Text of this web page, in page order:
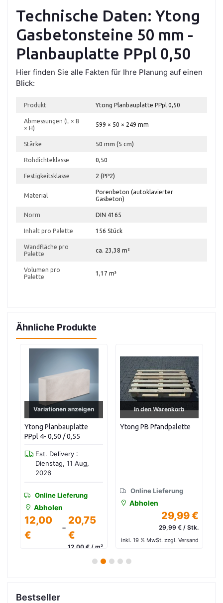
Technische Daten: Ytong
Gasbetonsteine 50 mm -
Planbauplatte PPpl 0,50
Hier finden Sie alle Fakten für Ihre Planung auf einen
Blick:
Produkt Ytong Planbauplatte PPpl 0,50
Abmessungen (L × B
× H)
599 × 50 × 249 mm
Stärke 50 mm (5 cm)
Rohdichteklasse 0,50
Festigkeitsklasse 2 (PP2)
Material
Porenbeton (autoklavierter
Gasbeton)
Norm DIN 4165
Inhalt pro Palette 156 Stück
Wandfläche pro
Palette
ca. 23,38 m²
Volumen pro
Palette
1,17 m³
Ähnliche Produkte
Variationen anzeigen
Ytong Planbauplatte
PPpl 4- 0,50 / 0,55
Est. Delivery :
Dienstag, 11 Aug,
2026
Online Lieferung
Abholen
12,00
€
-
20,75
€
12,00 € / m²
inkl. 19 % MwSt. zzgl. Versand
In den Warenkorb
Ytong PB Pfandpalette
Online Lieferung
Abholen
29,99 €
29,99 € / Stk.
inkl. 19 % MwSt. zzgl. Versand
1 2 3 4 5
Bestseller